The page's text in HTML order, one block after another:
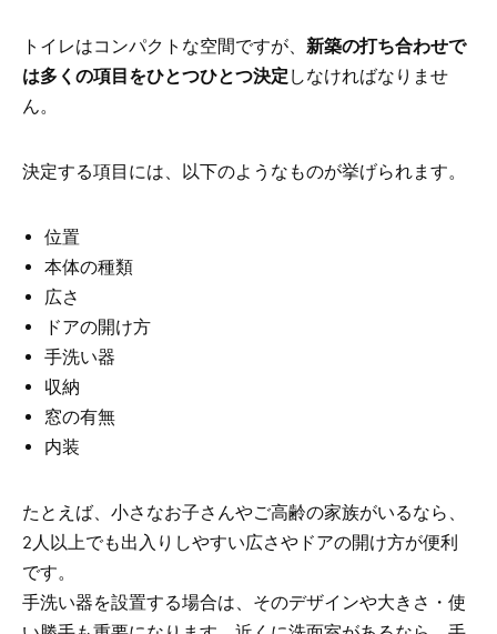
トイレはコンパクトな空間ですが、 新築の打ち合わせで
は多くの項目をひとつひとつ決定 しなければなりませ
ん。
決定する項目には、以下のようなものが挙げられます。
位置
本体の種類
広さ
ドアの開け方
手洗い器
収納
窓の有無
内装
たとえば、小さなお子さんやご高齢の家族がいるなら、
2人以上でも出入りしやすい広さやドアの開け方が便利
です。
手洗い器を設置する場合は、そのデザインや大きさ・使